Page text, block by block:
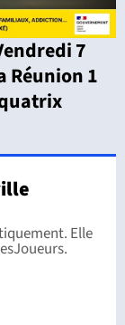
7
Réunion 1
Elle